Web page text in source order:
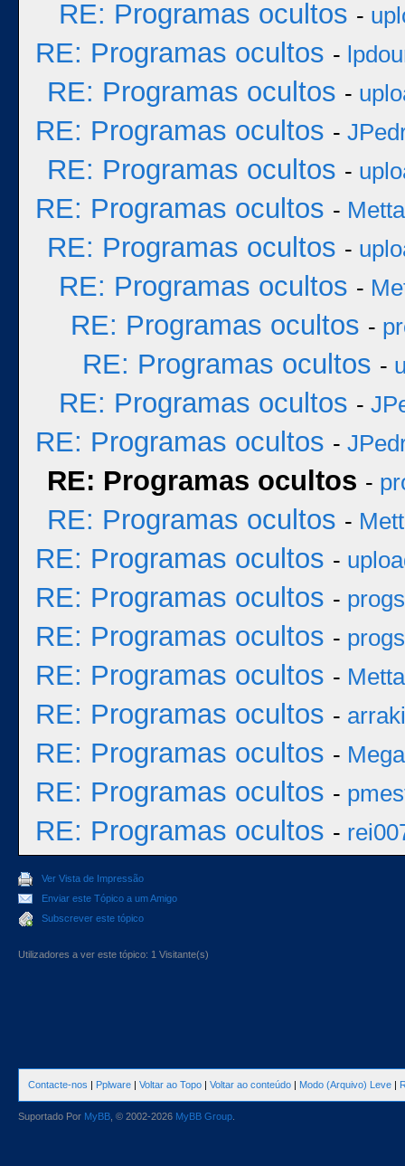
RE: Programas ocultos -
RE: Programas ocultos -
RE: Programas ocultos -
RE: Programas ocultos -
RE: Programas ocultos -
RE: Programas ocultos -
RE: Programas ocultos -
RE: Programas ocultos -
RE: Programas ocultos -
RE: Programas ocultos -
RE: Programas ocultos -
RE: Programas ocultos -
RE: Programas ocultos -
RE: Programas ocultos -
RE: Programas ocultos -
RE: Programas ocultos -
RE: Programas ocultos -
RE: Programas ocultos -
RE: Programas ocultos -
RE: Programas ocultos -
RE: Programas ocultos -
RE: Programas ocultos -
Ver Vista de Impressão
Enviar este Tópico a um Amigo
Subscrever este tópico
Utilizadores a ver este tópico: 1 Visitante(s)
Contacte-nos | Pplware | Voltar ao Topo | Voltar ao conteúdo | Modo (Arquivo) Leve |
Suportado Por MyBB , © 2002-2026 MyBB Group